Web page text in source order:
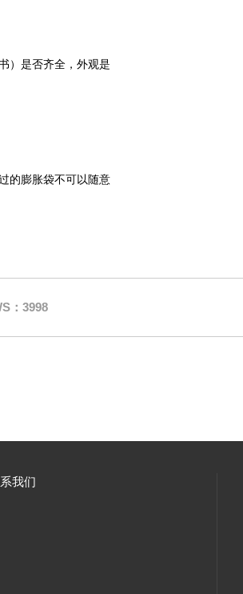
）是否齐全，外观是
的膨胀袋不可以随意
：3998
我们